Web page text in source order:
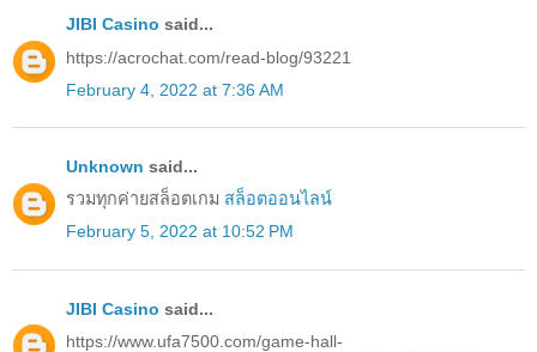
JIBI Casino said...
https://acrochat.com/read-blog/93221
February 4, 2022 at 7:36 AM
Unknown said...
รวมทุกค่ายสล็อตเกม สล็อตออนไลน์
February 5, 2022 at 10:52 PM
JIBI Casino said...
https://www.ufa7500.com/game-hall-